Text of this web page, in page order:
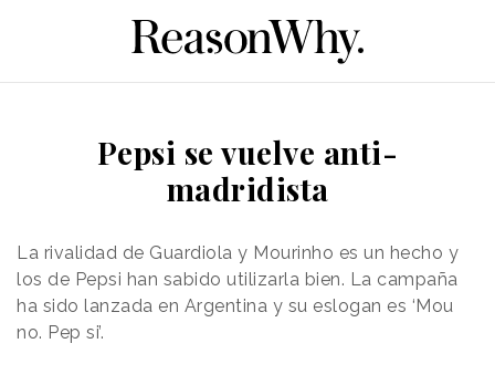
Pepsi se vuelve anti-
madridista
La rivalidad de Guardiola y Mourinho es un hecho y
los de Pepsi han sabido utilizarla bien. La campaña
ha sido lanzada en Argentina y su eslogan es ‘Mou
no. Pep si’.